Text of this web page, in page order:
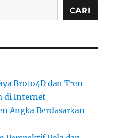
CARI
Broto4D dan Tren
di Internet
Angka Berdasarkan